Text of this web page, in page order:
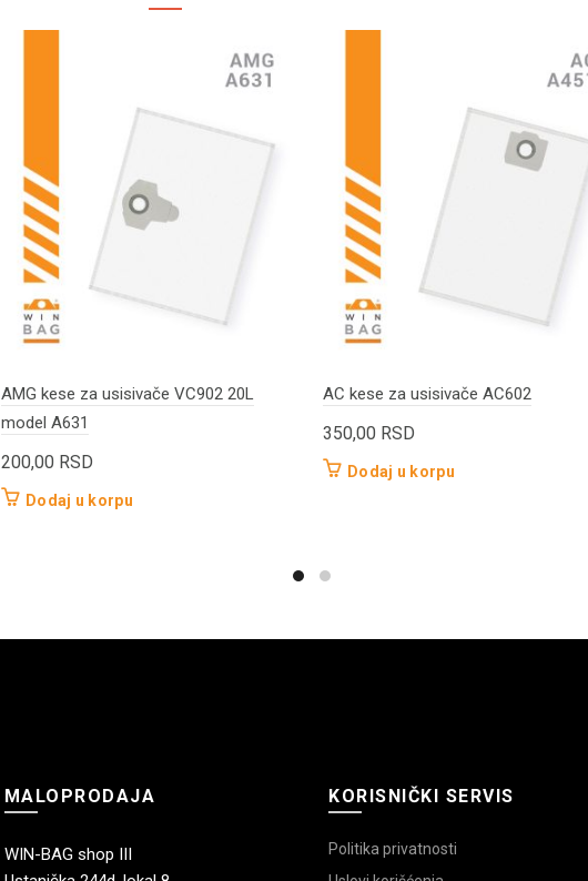
AMG kese za usisivače VC902 20L
model A631
200,00 RSD
Dodaj u korpu
AC kese za usisivače AC602
350,00 RSD
Dodaj u korpu
MALOPRODAJA
WIN-BAG shop III
KORISNIČKI SERVIS
Politika privatnosti